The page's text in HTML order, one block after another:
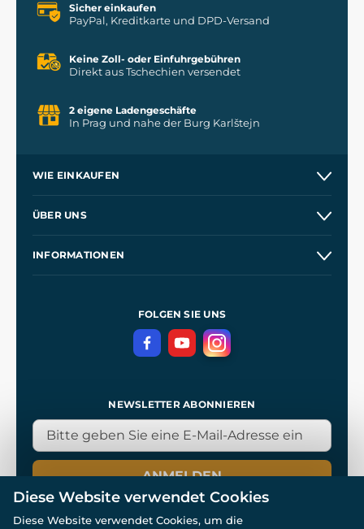
Sicher einkaufen
PayPal, Kreditkarte und DPD-Versand
Keine Zoll- oder Einfuhrgebühren
Direkt aus Tschechien versendet
2 eigene Ladengeschäfte
In Prag und nahe der Burg Karlštejn
WIE EINKAUFEN
Kontakt
ÜBER UNS
INFORMATIONEN
DatenschutzerklärungFOLGEN SIE UNS
NEWSLETTER ABONNIEREN
ANMELDEN
Diese Website verwendet Cookies
Diese Website verwendet Cookies, um die